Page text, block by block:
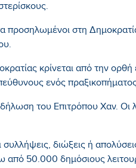
προσηλωμένοι στη
κρίνεται από την
ενός
του Επιτρόπου Χαν. Οι
διώξεις ή
50.000 δημόσιους